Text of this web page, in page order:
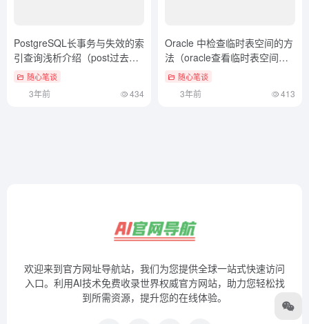
PostgreSQL长事务与失效的索
引查询浅析介绍（post过去分
词造句）不看后悔
随心笔谈
3年前 434
Oracle 中检查临时表空间的方
法（oracle查看临时表空间剩
余大小）不要告诉别人
随心笔谈
3年前 413
欢迎来到官方网址导航站，我们为您提供全球一站式快速访问
入口。利用AI技术免费收录世界权威官方网站，助力您轻松找
到所需资源，提升您的在线体验。